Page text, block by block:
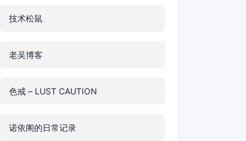
技术松鼠
老吴博客
色戒 – LUST CAUTION
诺依阁的日常记录